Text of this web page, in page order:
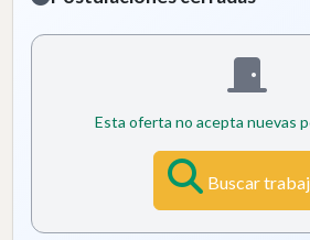
Esta oferta no acepta nuevas
Buscar